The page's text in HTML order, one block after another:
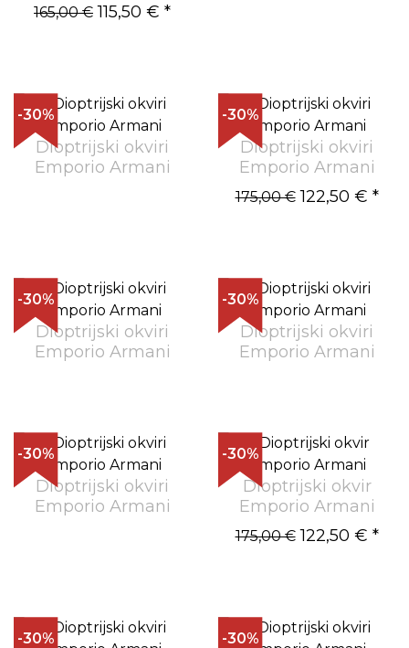
165,00 € 115,50 € *
-30%
Dioptrijski okviri
Emporio Armani
-30%
Dioptrijski okviri
Emporio Armani
175,00 €122,50 € *
-30%
Dioptrijski okviri
Emporio Armani
-30%
Dioptrijski okviri
Emporio Armani
-30%
Dioptrijski okviri
Emporio Armani
-30%
Dioptrijski okvir
Emporio Armani
175,00 €122,50 € *
-30% -30%